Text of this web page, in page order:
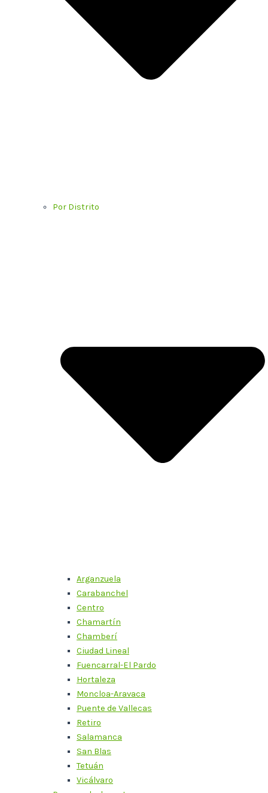
Por Distrito
Arganzuela
Carabanchel
Centro
Chamartín
Chamberí
Ciudad Lineal
Fuencarral-El Pardo
Hortaleza
Moncloa-Aravaca
Puente de Vallecas
Retiro
Salamanca
San Blas
Tetuán
Vicálvaro